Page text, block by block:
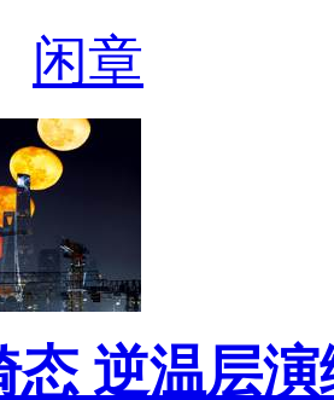
闲章
态 逆温层